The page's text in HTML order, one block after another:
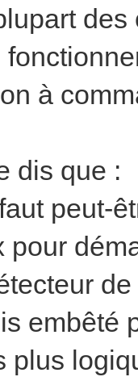
à
dis que :
peut-
pour
embêté
plus